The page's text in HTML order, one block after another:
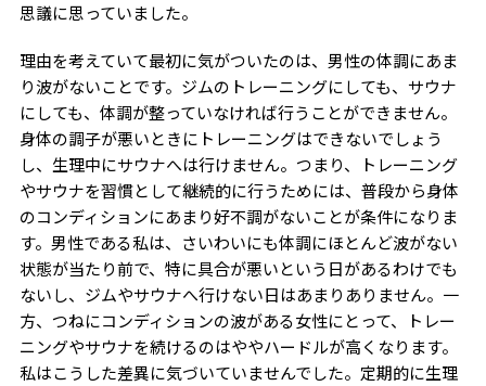
思議に思っていました。
理由を考えていて最初に気がついたのは、男性の体調にあま
り波がないことです。ジムのトレーニングにしても、サウナ
にしても、体調が整っていなければ行うことができません。
身体の調子が悪いときにトレーニングはできないでしょう
し、生理中にサウナへは行けません。つまり、トレーニング
やサウナを習慣として継続的に行うためには、普段から身体
のコンディションにあまり好不調がないことが条件になりま
す。男性である私は、さいわいにも体調にほとんど波がない
状態が当たり前で、特に具合が悪いという日があるわけでも
ないし、ジムやサウナへ行けない日はあまりありません。一
方、つねにコンディションの波がある女性にとって、トレー
ニングやサウナを続けるのはややハードルが高くなります。
私はこうした差異に気づいていませんでした。定期的に生理